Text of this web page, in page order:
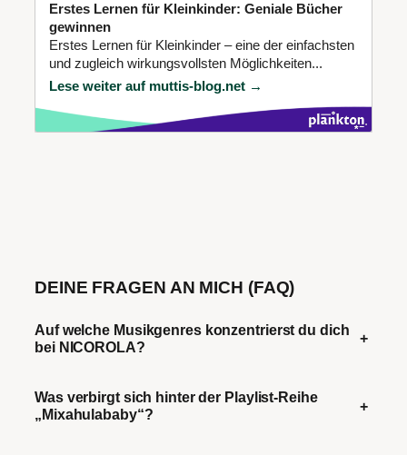
Erstes Lernen für Kleinkinder: Geniale Bücher
gewinnen
Erstes Lernen für Kleinkinder – eine der einfachsten
und zugleich wirkungsvollsten Möglichkeiten...
Lese weiter auf muttis-blog.net →
DEINE FRAGEN AN MICH (FAQ)
Auf welche Musikgenres konzentrierst du dich
bei NICOROLA?
+
Was verbirgt sich hinter der Playlist-Reihe
„Mixahulababy“?
+